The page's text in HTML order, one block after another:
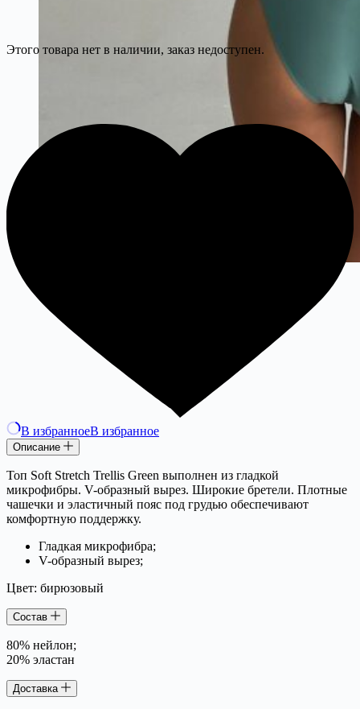
Этого товара нет в наличии, заказ недоступен.
В избранноеВ избранное
Описание
Топ Soft Stretch Trellis Green выполнен из гладкой
микрофибры. V-образный вырез. Широкие бретели. Плотные
чашечки и эластичный пояс под грудью обеспечивают
комфортную поддержку.
Гладкая микрофибра;
V-образный вырез;
Цвет: бирюзовый
Состав
80% нейлон;
20% эластан
Доставка